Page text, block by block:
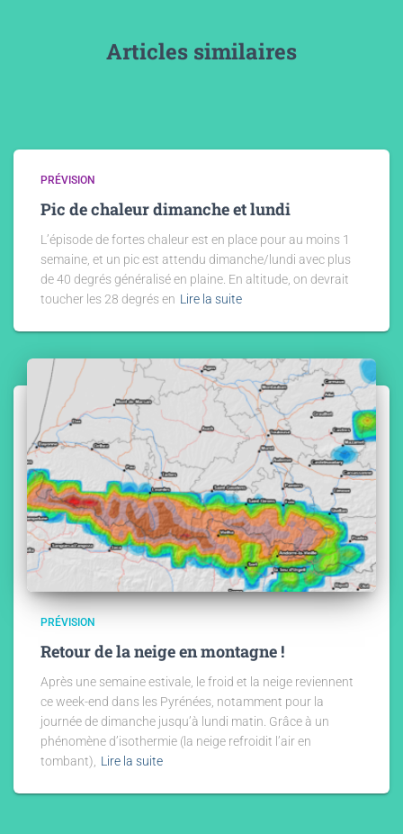
Articles similaires
PRÉVISION
Pic de chaleur dimanche et lundi
L’épisode de fortes chaleur est en place pour au moins 1
semaine, et un pic est attendu dimanche/lundi avec plus
de 40 degrés généralisé en plaine. En altitude, on devrait
toucher les 28 degrés en Lire la suite
PRÉVISION
Retour de la neige en montagne !
Après une semaine estivale, le froid et la neige reviennent
ce week-end dans les Pyrénées, notamment pour la
journée de dimanche jusqu’à lundi matin. Grâce à un
phénomène d’isothermie (la neige refroidit l’air en
tombant),
Lire la suite